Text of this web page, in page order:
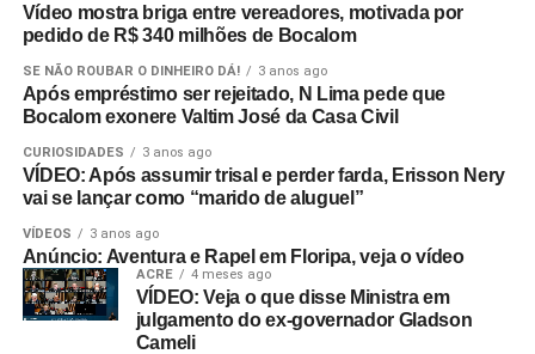
Vídeo mostra briga entre vereadores, motivada por
pedido de R$ 340 milhões de Bocalom
SE NÃO ROUBAR O DINHEIRO DÁ! 3 anos ago
Após empréstimo ser rejeitado, N Lima pede que
Bocalom exonere Valtim José da Casa Civil
CURIOSIDADES 3 anos ago
VÍDEO: Após assumir trisal e perder farda, Erisson Nery
vai se lançar como “marido de aluguel”
VÍDEOS 3 anos ago
Anúncio: Aventura e Rapel em Floripa, veja o vídeo
ACRE 4 meses ago
VÍDEO: Veja o que disse Ministra em
julgamento do ex-governador Gladson
Cameli